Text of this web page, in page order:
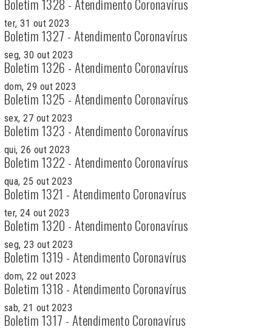
ter, 31 out 2023
Boletim 1327 - Atendimento Coronavírus
seg, 30 out 2023
Boletim 1326 - Atendimento Coronavírus
dom, 29 out 2023
Boletim 1325 - Atendimento Coronavírus
sex, 27 out 2023
Boletim 1323 - Atendimento Coronavírus
qui, 26 out 2023
Boletim 1322 - Atendimento Coronavírus
qua, 25 out 2023
Boletim 1321 - Atendimento Coronavírus
ter, 24 out 2023
Boletim 1320 - Atendimento Coronavírus
seg, 23 out 2023
Boletim 1319 - Atendimento Coronavírus
dom, 22 out 2023
Boletim 1318 - Atendimento Coronavírus
sab, 21 out 2023
Boletim 1317 - Atendimento Coronavírus